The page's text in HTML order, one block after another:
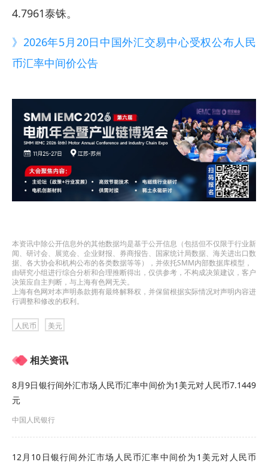
4.7961泰铢。
》2026年5月20日中国外汇交易中心受权公布人民
币汇率中间价公告
本资讯中除公开信息外的其他数据均是基于公开信息（包括但不仅限于行业新
闻、研讨会、展览会、企业财报、券商报告、国家统计局数据、海关进出口数
据、各大协会和机构公布的各类数据等等），并依托SMM内部数据库模型，
由研究小组进行综合分析和合理推断得出，仅供参考，不构成决策建议，客户
决策应自主判断，与上海有色网无关。
上海有色网对本声明条款拥有最终解释权，并保留根据实际情况对声明内容进
行调整和修改的权利。
人民币 美元
相关资讯
8月9日银行间外汇市场人民币汇率中间价为1美元对人民币7.1449
元
中国人民银行
12月10日银行间外汇市场人民币汇率中间价为1美元对人民币